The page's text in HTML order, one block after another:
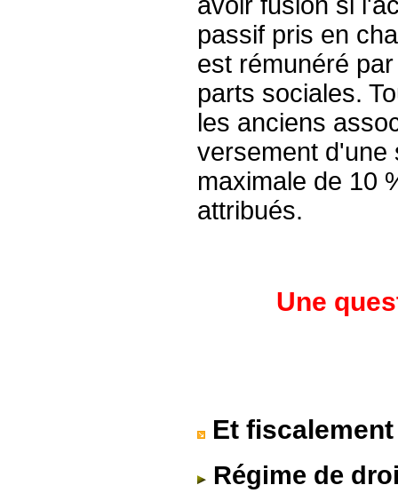
passif pris en
est rémunéré
parts sociales.
les anciens
versement d'une
maximale de 10
attribués.
Une
Et
Régime de